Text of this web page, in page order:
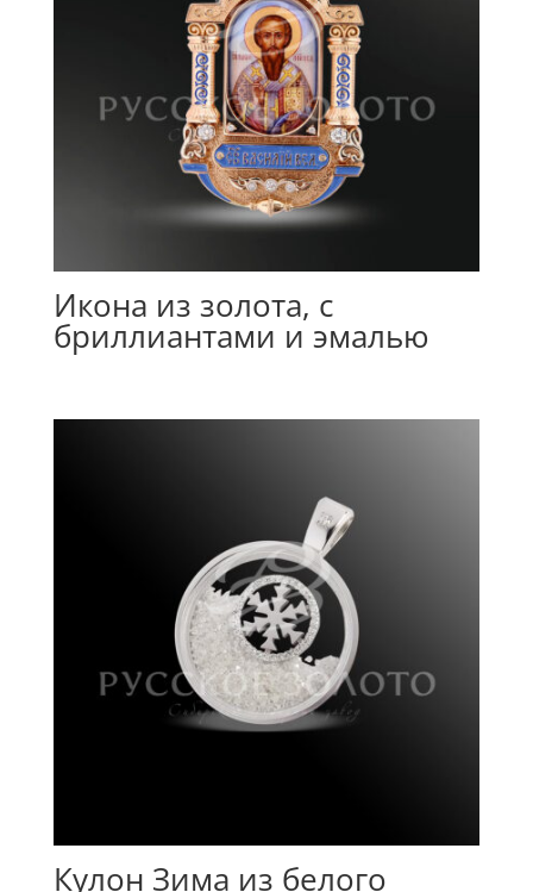
Икона из золота, с
бриллиантами и эмалью
Кулон Зима из белого